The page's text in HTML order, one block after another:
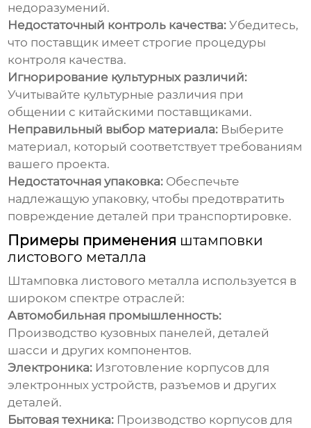
недоразумений.
Недостаточный контроль качества: Убедитесь,
что поставщик имеет строгие процедуры
контроля качества.
Игнорирование культурных различий:
Учитывайте культурные различия при
общении с китайскими поставщиками.
Неправильный выбор материала: Выберите
материал, который соответствует требованиям
вашего проекта.
Недостаточная упаковка: Обеспечьте
надлежащую упаковку, чтобы предотвратить
повреждение деталей при транспортировке.
Примеры применения штамповки
листового металла
Штамповка листового металла используется в
широком спектре отраслей:
Автомобильная промышленность:
Производство кузовных панелей, деталей
шасси и других компонентов.
Электроника: Изготовление корпусов для
электронных устройств, разъемов и других
деталей.
Бытовая техника: Производство корпусов для